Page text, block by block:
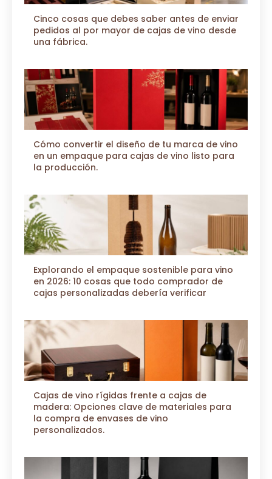
Cinco cosas que debes saber antes de enviar
pedidos al por mayor de cajas de vino desde
una fábrica.
Cómo convertir el diseño de tu marca de vino
en un empaque para cajas de vino listo para
la producción.
Explorando el empaque sostenible para vino
en 2026: 10 cosas que todo comprador de
cajas personalizadas debería verificar
Cajas de vino rígidas frente a cajas de
madera: Opciones clave de materiales para
la compra de envases de vino
personalizados.